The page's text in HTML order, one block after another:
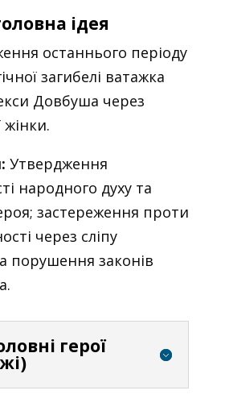
ідея
останнього періоду
загибелі ватажка
Довбуша через
жінки.
Утвердження
народного духу та
застереження проти
через сліпу
порушення законів
герої